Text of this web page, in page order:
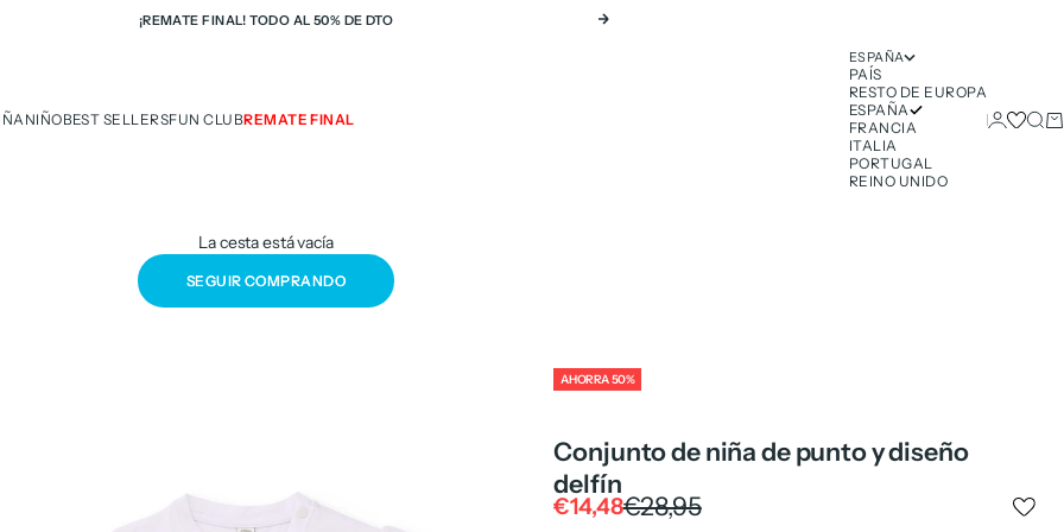
¡REMATE FINAL! TODO AL 50% DE DTO Siguiente
NIÑOBEST SELLERSFUN CLUBREMATE FINAL
ESPAÑA
PAÍS
RESTO DE EUROPA
ESPAÑA
FRANCIA
ITALIA
PORTUGAL
REINO UNIDO
Iniciar
La cesta está vacía
SEGUIR COMPRANDO
AHORRA 50%
Conjunto de niña de punto y diseño
delfín
Precio de oferta
€14,48Precio normal
€28,95